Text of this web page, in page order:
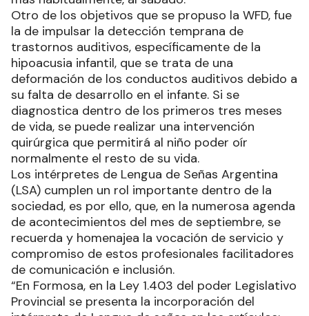
Otro de los objetivos que se propuso la WFD, fue
la de impulsar la detección temprana de
trastornos auditivos, específicamente de la
hipoacusia infantil, que se trata de una
deformación de los conductos auditivos debido a
su falta de desarrollo en el infante. Si se
diagnostica dentro de los primeros tres meses
de vida, se puede realizar una intervención
quirúrgica que permitirá al niño poder oír
normalmente el resto de su vida.
Los intérpretes de Lengua de Señas Argentina
(LSA) cumplen un rol importante dentro de la
sociedad, es por ello, que, en la numerosa agenda
de acontecimientos del mes de septiembre, se
recuerda y homenajea la vocación de servicio y
compromiso de estos profesionales facilitadores
de comunicación e inclusión.
“En Formosa, en la Ley 1.403 del poder Legislativo
Provincial se presenta la incorporación del